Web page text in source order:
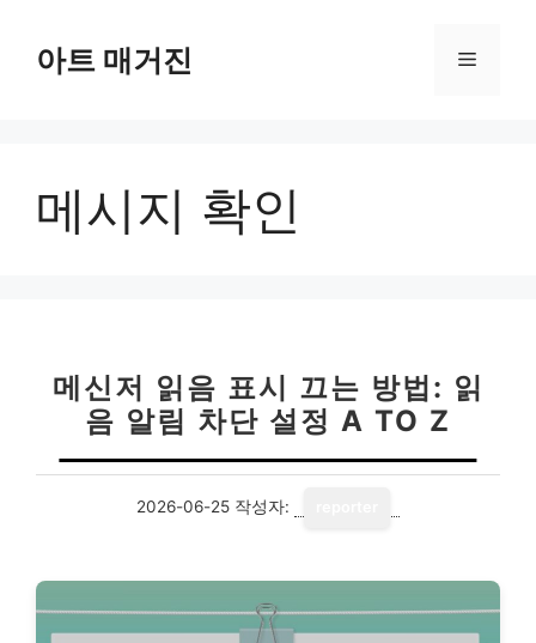
아트 매거진 메
메시지 확인
메신저 읽음 표시 끄는 방법: 읽
음 알림 차단 설정 A TO Z
2026-06-25 작성자: